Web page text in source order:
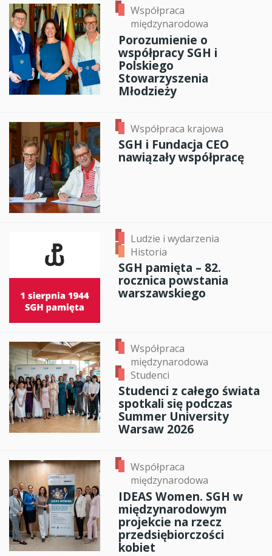
Współpraca
międzynarodowa
Porozumienie o
współpracy SGH i
Polskiego
Stowarzyszenia
Młodzieży
Współpraca krajowa
SGH i Fundacja CEO
nawiązały współpracę
Ludzie i wydarzenia
Historia
SGH pamięta – 82.
rocznica powstania
warszawskiego
Współpraca
międzynarodowa
Studenci
Studenci z całego świata
spotkali się podczas
Summer University
Warsaw 2026
Współpraca
międzynarodowa
IDEAS Women. SGH w
międzynarodowym
projekcie na rzecz
przedsiębiorczości
kobiet